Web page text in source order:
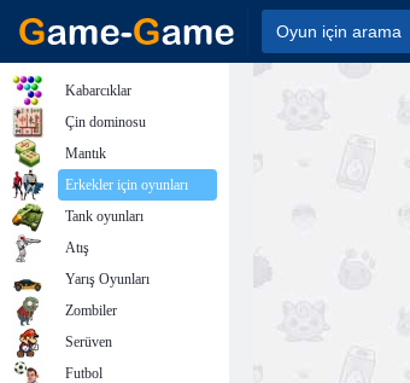
Kabarcıklar
Çin dominosu
Mantık
Erkekler için oyunları
Tank oyunları
Atış
Yarış Oyunları
Zombiler
Serüven
Futbol